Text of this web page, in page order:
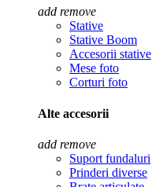
add remove
Stative
Stative Boom
Accesorii stative
Mese foto
Corturi foto
Alte accesorii
add remove
Suport fundaluri
Prinderi diverse